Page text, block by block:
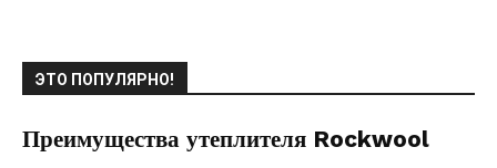
ЭТО ПОПУЛЯРНО!
Преимущества утеплителя Rockwool
01.10.2017